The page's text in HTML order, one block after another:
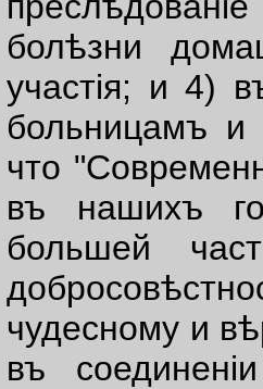
болѣзни
участiя; и 4)
больницамъ и
что
въ нашихъ
большей
чудесному и
въ